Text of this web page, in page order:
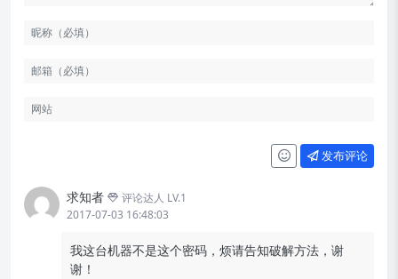
发布评论
求知者
评论达人 LV.1
2017-07-03 16:48:03
我这台机器不是这个密码，烦请告知破解方法，谢
谢！